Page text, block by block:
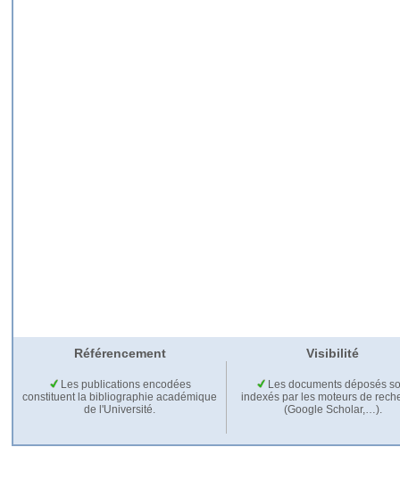
Référencement Visibilité
Les publications encodées
constituent la bibliographie académique
de l'Université.
Les documents déposés
indexés par les moteurs de
(Google Scholar,…).